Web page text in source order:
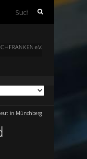
Suchen
in Münchberg